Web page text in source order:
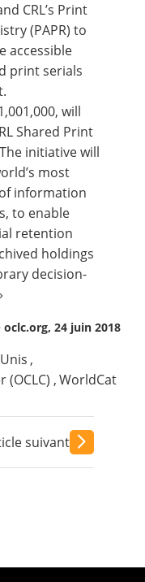
CRL’s Print
(PAPR) to
accessible
print serials
will
Shared Print
initiative will
most
information
to enable
retention
holdings
decision-
oclc.org, 24 juin 2018
,
,WorldCat
suivant